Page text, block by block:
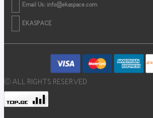
Email Us: info@ekaspace.com
EKASPACE
© ALL RIGHTS RESERVED